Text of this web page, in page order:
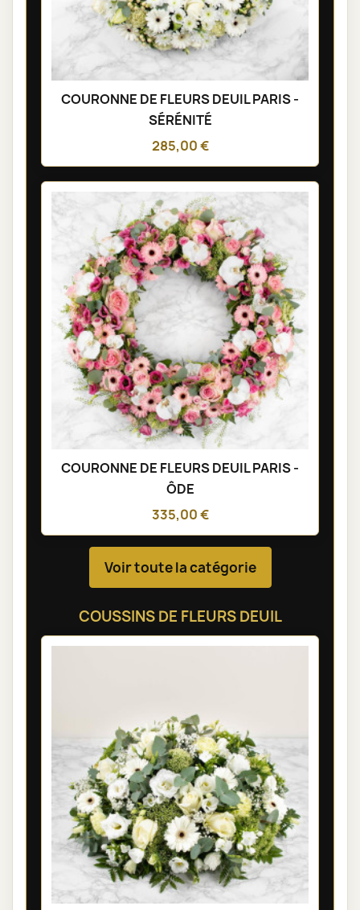
COURONNE DE FLEURS DEUIL PARIS -
SÉRÉNITÉ
285,00 €
COURONNE DE FLEURS DEUIL PARIS -
ÔDE
335,00 €
Voir toute la catégorie
COUSSINS DE FLEURS DEUIL